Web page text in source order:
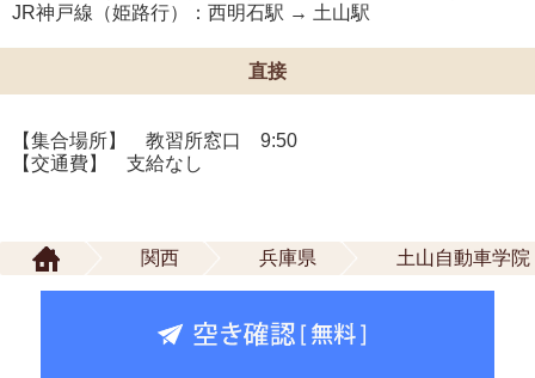
関西 兵庫県 土山自動車学院
JR神戸線（姫路行）：西明石駅 → 土山駅
直接
【集合場所】 教習所窓口 9:50
【交通費】 支給なし